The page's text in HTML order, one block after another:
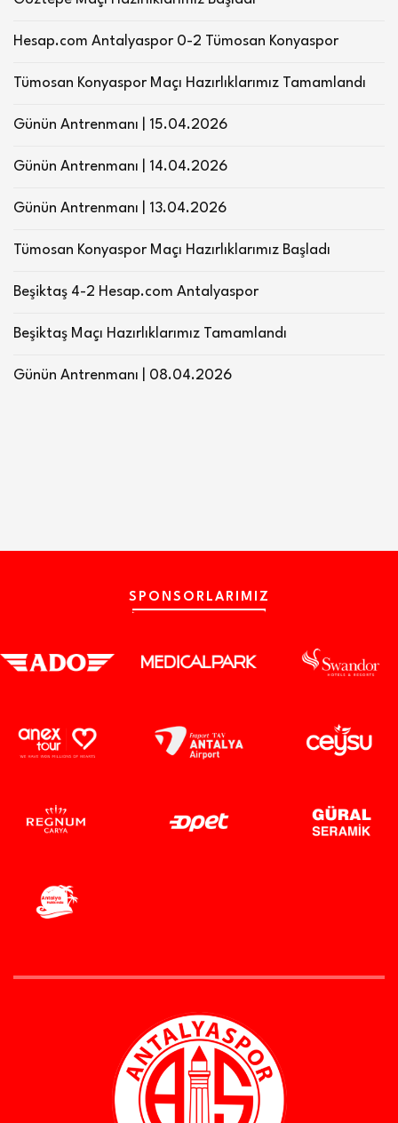
Hesap.com Antalyaspor 0-2 Tümosan Konyaspor
Tümosan Konyaspor Maçı Hazırlıklarımız Tamamlandı
Günün Antrenmanı | 15.04.2026
Günün Antrenmanı | 14.04.2026
Günün Antrenmanı | 13.04.2026
Tümosan Konyaspor Maçı Hazırlıklarımız Başladı
Beşiktaş 4-2 Hesap.com Antalyaspor
Beşiktaş Maçı Hazırlıklarımız Tamamlandı
Günün Antrenmanı | 08.04.2026
SPONSORLARIMIZ